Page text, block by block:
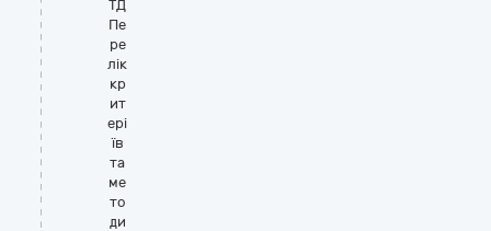
ТД
Пе
ре
лік
кр
ит
ері
їв
та
ме
то
ди